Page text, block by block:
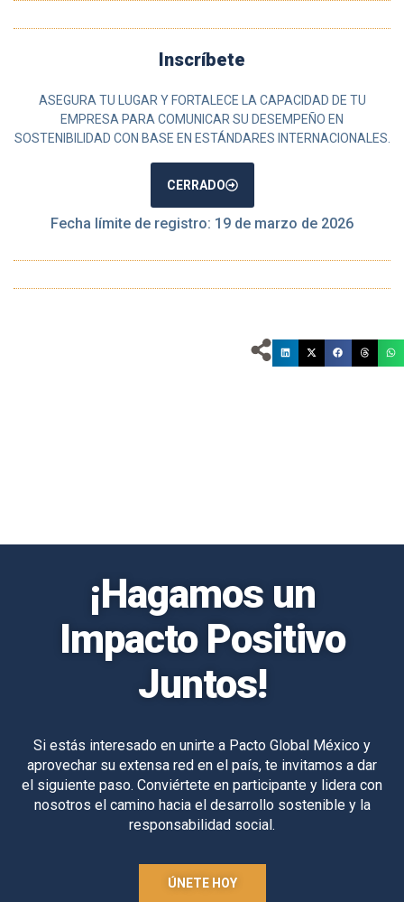
Inscríbete
ASEGURA TU LUGAR Y FORTALECE LA CAPACIDAD DE TU
EMPRESA PARA COMUNICAR SU DESEMPEÑO EN
SOSTENIBILIDAD CON BASE EN ESTÁNDARES INTERNACIONALES.
CERRADO
Fecha límite de registro: 19 de marzo de 2026
¡Hagamos un
Impacto Positivo
Juntos!
Si estás interesado en unirte a Pacto Global México y
aprovechar su extensa red en el país, te invitamos a dar
el siguiente paso. Conviértete en participante y lidera con
nosotros el camino hacia el desarrollo sostenible y la
responsabilidad social.
ÚNETE HOY